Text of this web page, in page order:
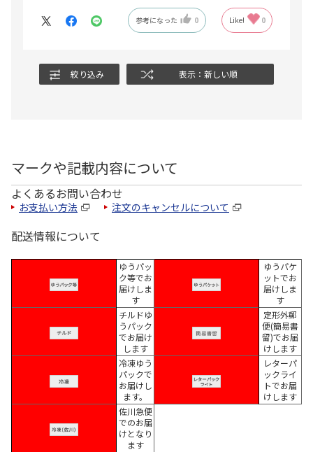
参考になった 0 Like! 0
絞り込み 表示：新しい順
マークや記載内容について
よくあるお問い合わせ
お支払い方法 注文のキャンセルについて
配送情報について
ゆうパッ
ク等でお
届けしま
す
ゆうパケ
ットでお
届けしま
す
チルドゆ
うパック
でお届け
します
定形外郵
便(簡易書
留)でお届
けします
冷凍ゆう
パックで
お届けし
ます。
レターパ
ックライ
トでお届
けします
佐川急便
でのお届
けとなり
ます